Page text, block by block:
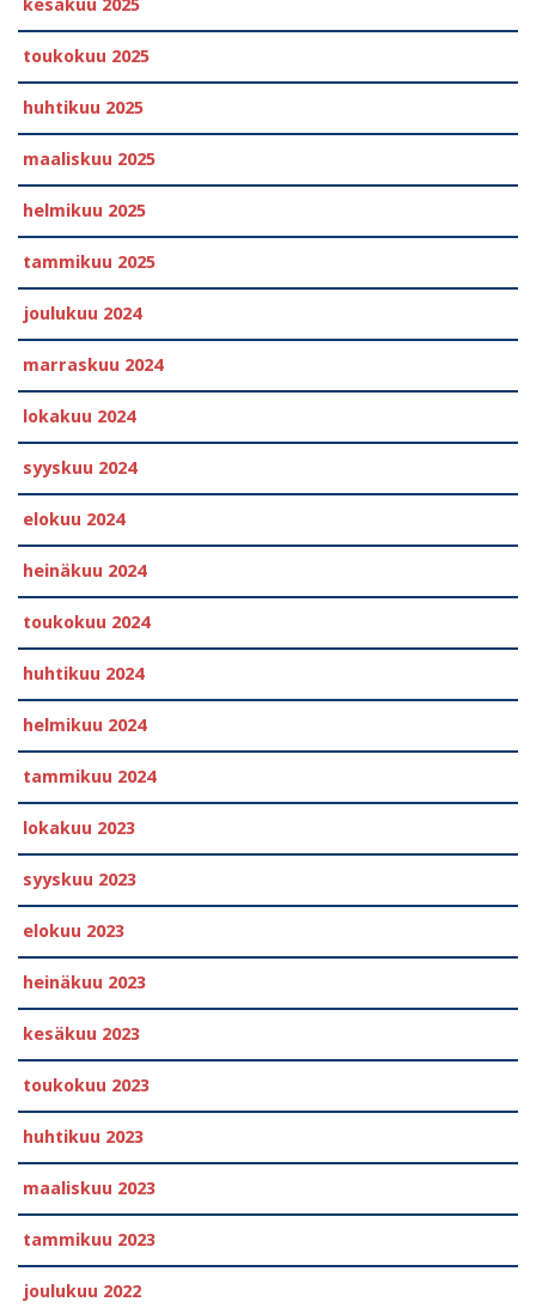
kesäkuu 2025
toukokuu 2025
huhtikuu 2025
maaliskuu 2025
helmikuu 2025
tammikuu 2025
joulukuu 2024
marraskuu 2024
lokakuu 2024
syyskuu 2024
elokuu 2024
heinäkuu 2024
toukokuu 2024
huhtikuu 2024
helmikuu 2024
tammikuu 2024
lokakuu 2023
syyskuu 2023
elokuu 2023
heinäkuu 2023
kesäkuu 2023
toukokuu 2023
huhtikuu 2023
maaliskuu 2023
tammikuu 2023
joulukuu 2022